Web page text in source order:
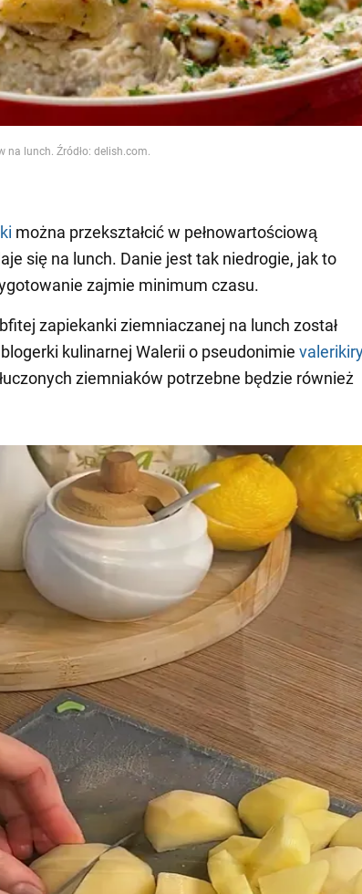
na lunch. Źródło: delish.com.
można przekształcić w pełnowartościową
się na lunch. Danie jest tak niedrogie, jak to
zajmie minimum czasu.
zapiekanki ziemniaczanej na lunch został
kulinarnej Walerii o pseudonimie
ziemniaków potrzebne będzie również